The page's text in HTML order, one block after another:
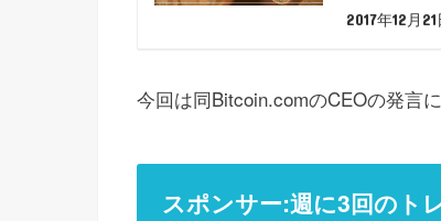
2017年12月21
今回は同Bitcoin.comのCEOの発言
スポンサー:週に3回のト